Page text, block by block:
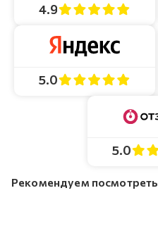
4.9
5.0
5.0
Рекомендуем посмотреть